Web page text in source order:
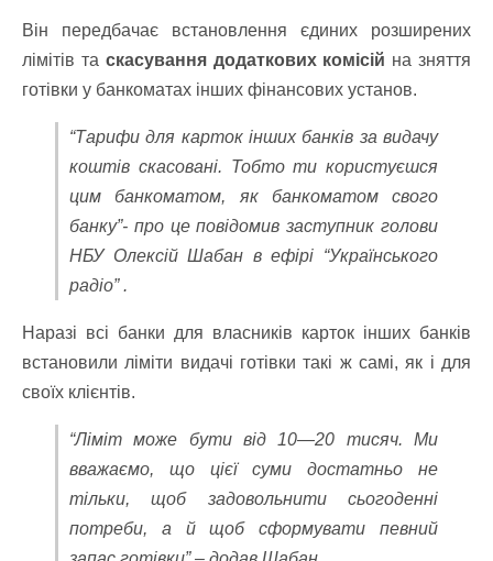
Він передбачає встановлення єдиних розширених
лімітів та скасування додаткових комісій на зняття
готівки у банкоматах інших фінансових установ.
“Тарифи для карток інших банків за видачу
коштів скасовані. Тобто ти користуєшся
цим банкоматом, як банкоматом свого
банку”- про це повідомив заступник голови
НБУ Олексій Шабан в ефірі “Українського
радіо” .
Наразі всі банки для власників карток інших банків
встановили ліміти видачі готівки такі ж самі, як і для
своїх клієнтів.
“Ліміт може бути від 10―20 тисяч. Ми
вважаємо, що цієї суми достатньо не
тільки, щоб задовольнити сьогоденні
потреби, а й щоб сформувати певний